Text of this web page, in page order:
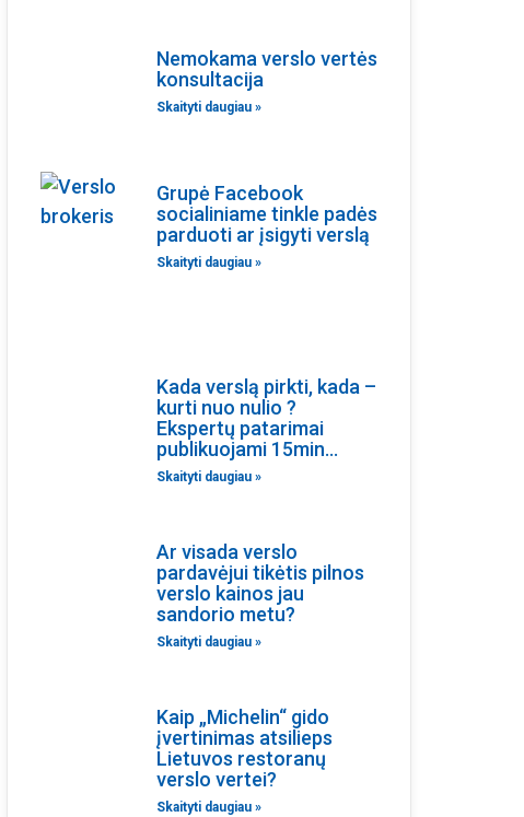
Nemokama verslo vertės
konsultacija
Skaityti daugiau »
Grupė Facebook
socialiniame tinkle padės
parduoti ar įsigyti verslą
Skaityti daugiau »
Kada verslą pirkti, kada –
kurti nuo nulio ?
Ekspertų patarimai
publikuojami 15min…
Skaityti daugiau »
Ar visada verslo
pardavėjui tikėtis pilnos
verslo kainos jau
sandorio metu?
Skaityti daugiau »
Kaip „Michelin“ gido
įvertinimas atsilieps
Lietuvos restoranų
verslo vertei?
Skaityti daugiau »